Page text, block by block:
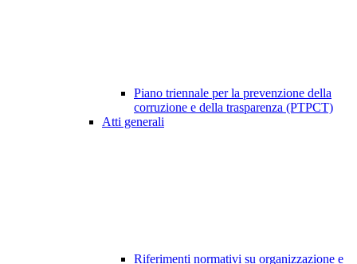
Piano triennale per la prevenzione della
corruzione e della trasparenza (PTPCT)
Atti generali
Riferimenti normativi su organizzazione e